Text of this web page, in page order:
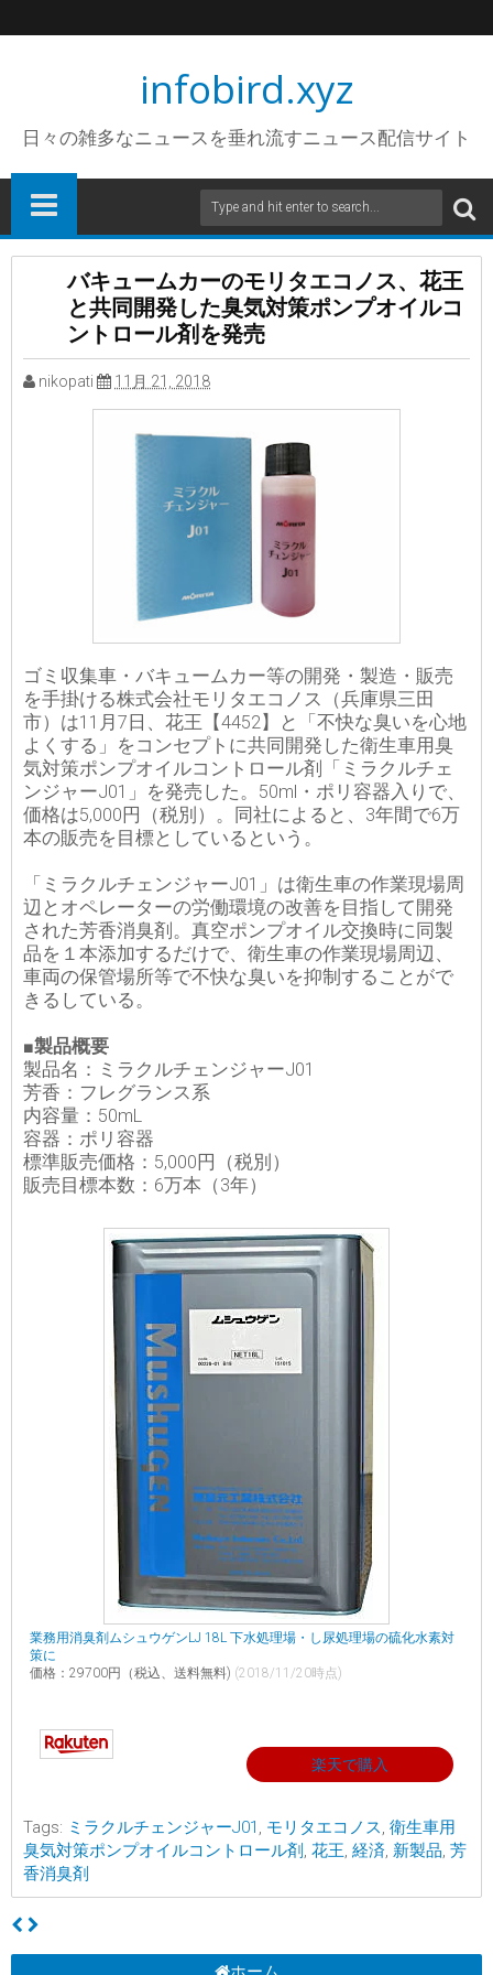
infobird.xyz
日々の雑多なニュースを垂れ流すニュース配信サイト
バキュームカーのモリタエコノス、花王
と共同開発した臭気対策ポンプオイルコ
ントロール剤を発売
nikopati 11月 21, 2018
ゴミ収集車・バキュームカー等の開発・製造・販売
を手掛ける株式会社モリタエコノス（兵庫県三田
市）は11月7日、花王【4452】と「不快な臭いを心地
よくする」をコンセプトに共同開発した衛生車用臭
気対策ポンプオイルコントロール剤「ミラクルチェ
ンジャーJ01」を発売した。50ml・ポリ容器入りで、
価格は5,000円（税別）。同社によると、3年間で6万
本の販売を目標としているという。
「ミラクルチェンジャーJ01」は衛生車の作業現場周
辺とオペレーターの労働環境の改善を目指して開発
された芳香消臭剤。真空ポンプオイル交換時に同製
品を１本添加するだけで、衛生車の作業現場周辺、
車両の保管場所等で不快な臭いを抑制することがで
きるしている。
■製品概要
製品名：ミラクルチェンジャーJ01
芳香：フレグランス系
内容量：50mL
容器：ポリ容器
標準販売価格：5,000円（税別）
販売目標本数：6万本（3年）
業務用消臭剤ムシュウゲンLJ 18L 下水処理場・し尿処理場の硫化水素対
策に
価格：29700円（税込、送料無料) (2018/11/20時点)
楽天で購入
Tags: ミラクルチェンジャーJ01 , モリタエコノス, 衛生車用
臭気対策ポンプオイルコントロール剤 , 花王, 経済, 新製品, 芳
香消臭剤